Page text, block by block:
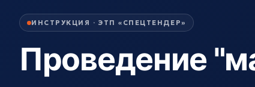
ИНСТРУКЦИЯ · ЭТП «СПЕЦТЕНДЕР»
Проведение